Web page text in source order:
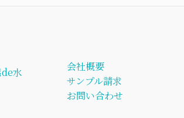
水
会社概要
サンプル請求
お問い合わせ